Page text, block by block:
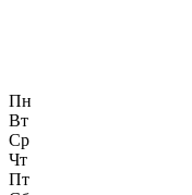
Пн
Вт
Ср
Чт
Пт